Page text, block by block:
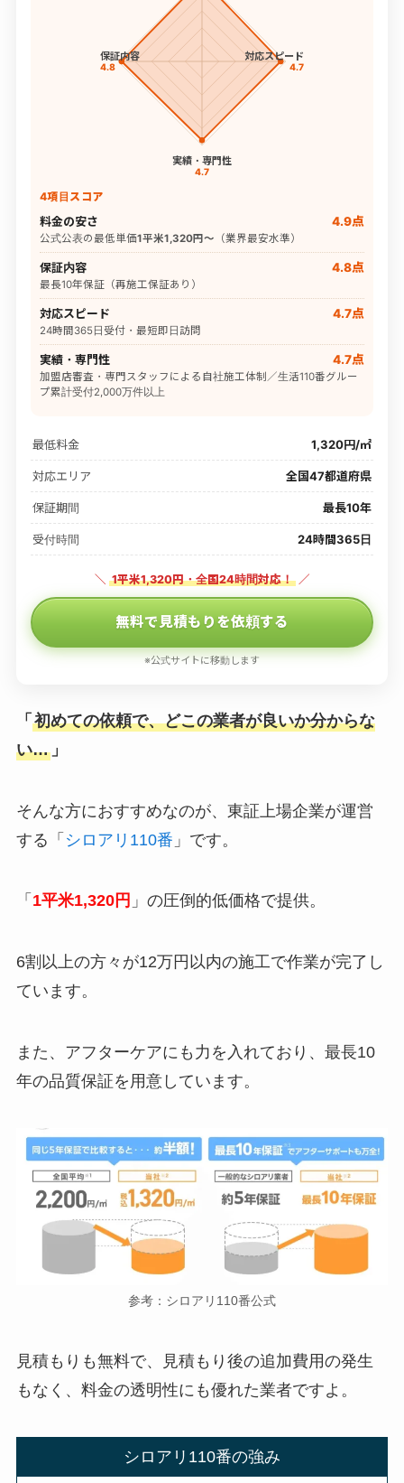
対応スピード
4.7
実績・専門性
4.7
保証内容
4.8
4項目スコア
料金の安さ 4.9点
公式公表の最低単価1平米1,320円〜 （業界最安水準）
保証内容 4.8点
最長10年保証（再施工保証あり）
対応スピード 4.7点
24時間365日受付・最短即日訪問
実績・専門性 4.7点
加盟店審査・専門スタッフによる自社施工体制／生活110番グルー
プ累計受付2,000万件以上
最低料金 1,320円/㎡
対応エリア 全国47都道府県
保証期間 最長10年
受付時間 24時間365日
＼ 1平米1,320円・全国24時間対応！ ／
無料で見積もりを依頼する
※公式サイトに移動します
「 初めての依頼で、どこの業者が良いか分からな
い…」
そんな方におすすめなのが、東証上場企業が運営
する「 シロアリ110番 」です。
「 1平米1,320円 」の圧倒的低価格で提供。
6割以上の方々が12万円以内の施工で作業が完了し
ています。
また、アフターケアにも力を入れており、最長10
年の品質保証を用意しています。
参考：シロアリ110番公式
見積もりも無料で、見積もり後の追加費用の発生
もなく、料金の透明性にも優れた業者ですよ。
シロアリ110番の強み